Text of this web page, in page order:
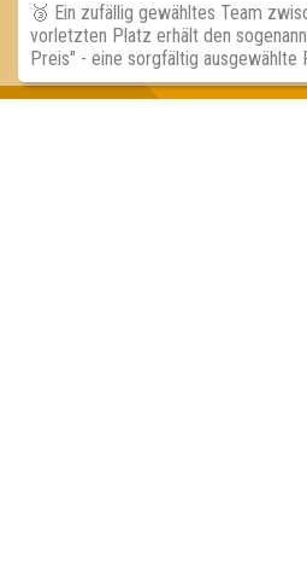
🥉 Ein zufällig gewähltes Team
vorletzten Platz erhält den
Preis" - eine sorgfältig ausgewählte